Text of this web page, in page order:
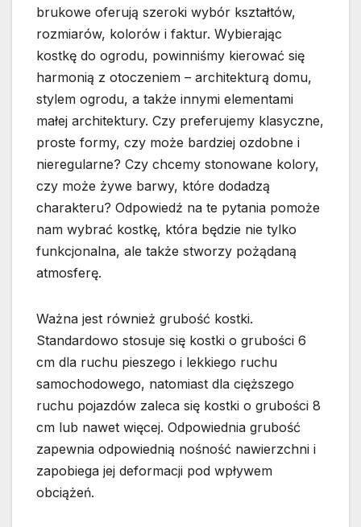
brukowe oferują szeroki wybór kształtów,
rozmiarów, kolorów i faktur. Wybierając
kostkę do ogrodu, powinniśmy kierować się
harmonią z otoczeniem – architekturą domu,
stylem ogrodu, a także innymi elementami
małej architektury. Czy preferujemy klasyczne,
proste formy, czy może bardziej ozdobne i
nieregularne? Czy chcemy stonowane kolory,
czy może żywe barwy, które dodadzą
charakteru? Odpowiedź na te pytania pomoże
nam wybrać kostkę, która będzie nie tylko
funkcjonalna, ale także stworzy pożądaną
atmosferę.
Ważna jest również grubość kostki.
Standardowo stosuje się kostki o grubości 6
cm dla ruchu pieszego i lekkiego ruchu
samochodowego, natomiast dla cięższego
ruchu pojazdów zaleca się kostki o grubości 8
cm lub nawet więcej. Odpowiednia grubość
zapewnia odpowiednią nośność nawierzchni i
zapobiega jej deformacji pod wpływem
obciążeń.